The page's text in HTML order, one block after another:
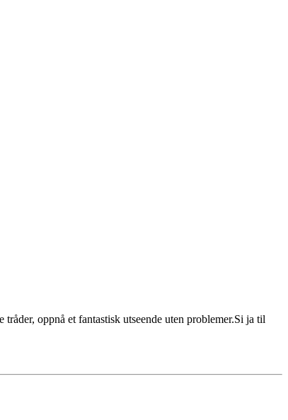
oppnå et fantastisk utseende uten problemer.Si ja til